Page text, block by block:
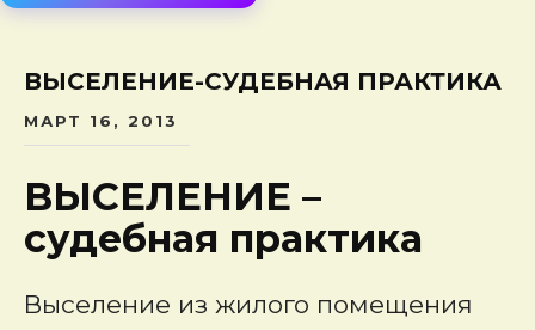
ВЫСЕЛЕНИЕ-СУДЕБНАЯ ПРАКТИКА
МАРТ 16, 2013
ВЫСЕЛЕНИЕ –
судебная практика
Выселение из жилого помещения